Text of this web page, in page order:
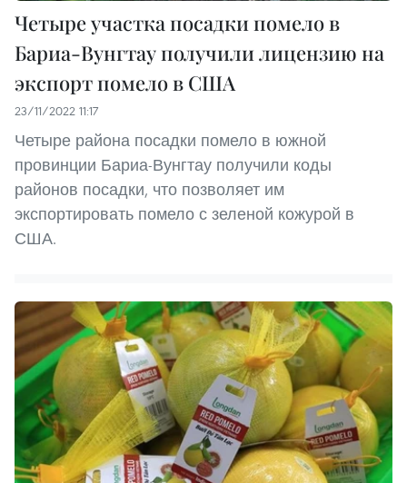
Четыре участка посадки помело в
Бариа-Вунгтау получили лицензию на
экспорт помело в США
23/11/2022 11:17
Четыре района посадки помело в южной
провинции Бариа-Вунгтау получили коды
районов посадки, что позволяет им
экспортировать помело с зеленой кожурой в
США.